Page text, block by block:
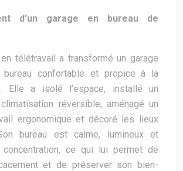
d’un garage en bureau de
télétravail a transformé un garage
confortable et propice à la
Elle a isolé l’espace, installé un
réversible, aménagé un
ergonomique et décoré les lieux
bureau est calme, lumineux et
ce qui lui permet de
et de préserver son bien-